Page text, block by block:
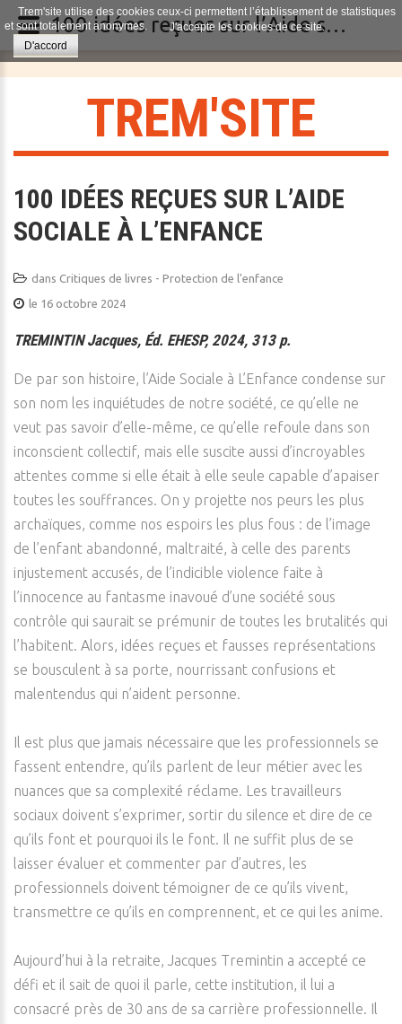
TREM'SITE
100 IDÉES REÇUES SUR L’AIDE
SOCIALE À L’ENFANCE
dans Critiques de livres - Protection de l'enfance
le 16 octobre 2024
TREMINTIN Jacques, Éd. EHESP, 2024, 313 p.
De par son histoire, l’Aide Sociale à L’Enfance condense sur
son nom les inquiétudes de notre société, ce qu’elle ne
veut pas savoir d’elle-même, ce qu’elle refoule dans son
inconscient collectif, mais elle suscite aussi d’incroyables
attentes comme si elle était à elle seule capable d’apaiser
toutes les souffrances. On y projette nos peurs les plus
archaïques, comme nos espoirs les plus fous : de l’image
de l’enfant abandonné, maltraité, à celle des parents
injustement accusés, de l’indicible violence faite à
l’innocence au fantasme inavoué d’une société sous
contrôle qui saurait se prémunir de toutes les brutalités qui
l’habitent. Alors, idées reçues et fausses représentations
se bousculent à sa porte, nourrissant confusions et
malentendus qui n’aident personne.
Il est plus que jamais nécessaire que les professionnels se
fassent entendre, qu’ils parlent de leur métier avec les
nuances que sa complexité réclame. Les travailleurs
sociaux doivent s’exprimer, sortir du silence et dire de ce
qu’ils font et pourquoi ils le font. Il ne suffit plus de se
laisser évaluer et commenter par d’autres, les
professionnels doivent témoigner de ce qu’ils vivent,
transmettre ce qu’ils en comprennent, et ce qui les anime.
Aujourd’hui à la retraite, Jacques Tremintin a accepté ce
défi et il sait de quoi il parle, cette institution, il lui a
consacré près de 30 ans de sa carrière professionnelle. Il
Trem'site utilise des cookies ceux-ci permettent l’établissement de statistiques
et sont totalement anonymes.
J'accepte les cookies de ce site.
D'accord
100 idées reçues sur l’Aide sociale à l’enfance